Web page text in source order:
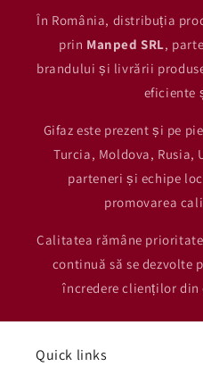
În România, distribuția
prin Manped SRL,
brandului și livrării
eficiente
Gifaz este prezent și pe
Turcia, Moldova,
parteneri și echipe
promovarea
Calitatea rămâne
continuă să se dezvolte
încredere clienților
Quick links